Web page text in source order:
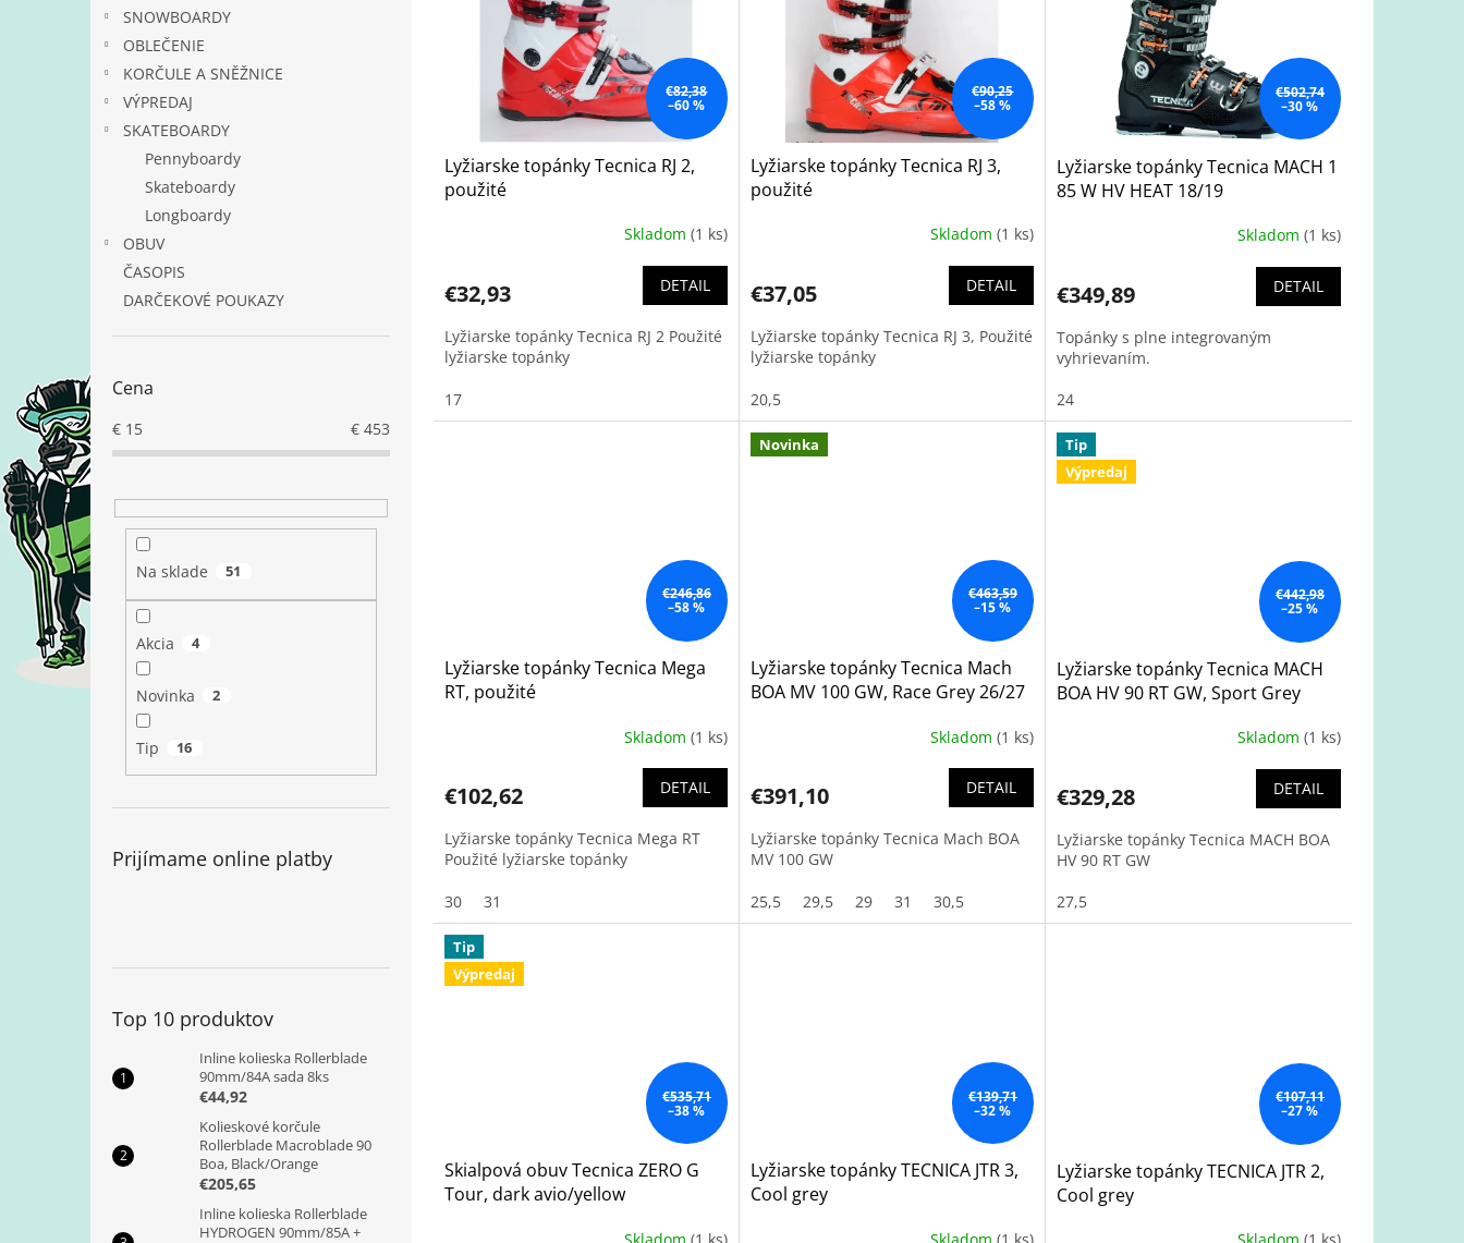
SNOWBOARDY
OBLEČENIE
KORČULE A SNĚŽNICE
VÝPREDAJ
SKATEBOARDY
Pennyboardy
Skateboardy
Longboardy
OBUV
ČASOPIS
DARČEKOVÉ POUKAZY
Cena
€ 15 € 453
Na sklade 51
Akcia 4
Novinka 2
Tip 16
Prijímame online platby
Top 10 produktov
Inline kolieska Rollerblade
90mm/84A sada 8ks
€44,92
Kolieskové korčule
Rollerblade Macroblade 90
Boa, Black/Orange
€205,65
Inline kolieska Rollerblade
HYDROGEN 90mm/85A +
€82,38
–60 %
Lyžiarske topánky Tecnica RJ 2,
použité
Skladom (1 ks)
€32,93 DETAIL
Lyžiarske topánky Tecnica RJ 2 Použité
lyžiarske topánky
17
€90,25
–58 %
Lyžiarske topánky Tecnica RJ 3,
použité
Skladom (1 ks)
€37,05 DETAIL
Lyžiarske topánky Tecnica RJ 3, Použité
lyžiarske topánky
20,5
€502,74
–30 %
Lyžiarske topánky Tecnica MACH 1
85 W HV HEAT 18/19
Skladom (1 ks)
€349,89 DETAIL
Topánky s plne integrovaným
vyhrievaním.
24
€246,86
–58 %
Lyžiarske topánky Tecnica Mega
RT, použité
Skladom (1 ks)
€102,62 DETAIL
Lyžiarske topánky Tecnica Mega RT
Použité lyžiarske topánky
30 31
Novinka
€463,59
–15 %
Lyžiarske topánky Tecnica Mach
BOA MV 100 GW, Race Grey 26/27
Skladom (1 ks)
€391,10 DETAIL
Lyžiarske topánky Tecnica Mach BOA
MV 100 GW
25,5 29,5 29 31 30,5
Tip
Výpredaj
€442,98
–25 %
Lyžiarske topánky Tecnica MACH
BOA HV 90 RT GW, Sport Grey
Skladom (1 ks)
€329,28 DETAIL
Lyžiarske topánky Tecnica MACH BOA
HV 90 RT GW
27,5
Tip
Výpredaj
€535,71
–38 %
Skialpová obuv Tecnica ZERO G
Tour, dark avio/yellow
€139,71
–32 %
Lyžiarske topánky TECNICA JTR 3,
Cool grey
€107,11
–27 %
Lyžiarske topánky TECNICA JTR 2,
Cool grey